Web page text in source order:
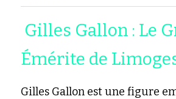
Émérite de
Gilles Gallon est une figure